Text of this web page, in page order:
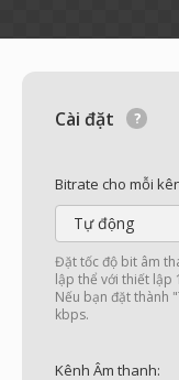
Cài đặt
Bitrate cho mỗi
Tự động
Đặt tốc độ bit âm
lập thể với thiết lập
Nếu bạn đặt thành
kbps.
Kênh Âm thanh: